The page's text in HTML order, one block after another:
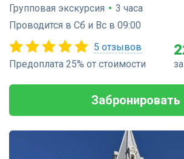
Групповая экскурсия • 3 часа
Проводится в Сб и Вс в 09:00
5 отзывов
Предоплата 25% от стоимости
Забронировать